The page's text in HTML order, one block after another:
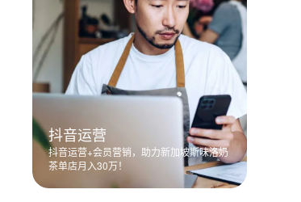
抖音运营
抖音运营+会员营销，助力新加坡斯味洛奶
茶单店月入30万！